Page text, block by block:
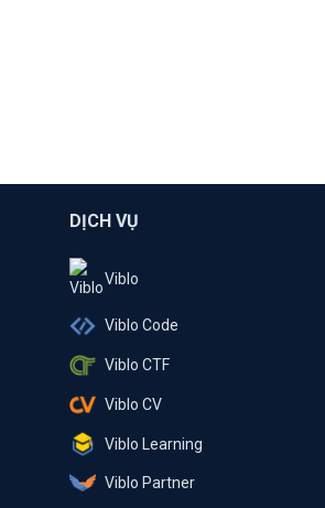
DỊCH VỤ
Viblo
Viblo Code
Viblo CTF
Viblo CV
Viblo Learning
Viblo Partner